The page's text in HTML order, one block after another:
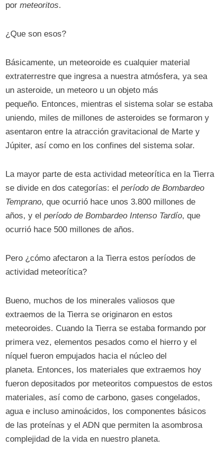
pormeteoritos.
¿Que son esos?
Básicamente, un meteoroide es cualquier material
extraterrestre que ingresa a nuestra atmósfera, ya sea
un asteroide, un meteoro u un objeto más
pequeño. Entonces, mientras el sistema solar se estaba
uniendo, miles de millones de asteroides se formaron y
asentaron entre la atracción gravitacional de Marte y
Júpiter, así como en los confines del sistema solar.
La mayor parte de esta actividad meteorítica en la Tierra
se divide en dos categorías: elperíodo de Bombardeo
Temprano, que ocurrió hace unos 3.800 millones de
años, y elperíodo de Bombardeo Intenso Tardío, que
ocurrió hace 500 millones de años.
Pero ¿cómo afectaron a la Tierra estos períodos de
actividad meteorítica?
Bueno, muchos de los minerales valiosos que
extraemos de la Tierra se originaron en estos
meteoroides. Cuando la Tierra se estaba formando por
primera vez, elementos pesados ​​como el hierro y el
níquel fueron empujados hacia el núcleo del
planeta. Entonces, los materiales que extraemos hoy
fueron depositados por meteoritos compuestos de estos
materiales, así como de carbono, gases congelados,
agua e incluso aminoácidos, los componentes básicos
de las proteínas y el ADN que permiten la asombrosa
complejidad de la vida en nuestro planeta.